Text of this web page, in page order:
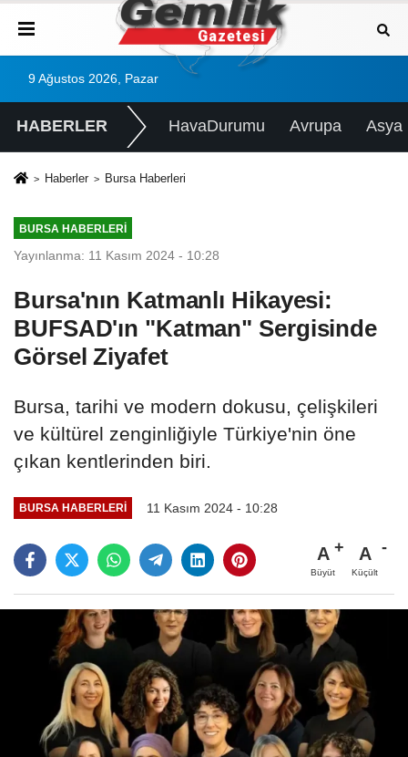
9 Ağustos 2026, Pazar
HABERLER HavaDurumu Avrupa Asya
Haberler Bursa Haberleri
BURSA HABERLERI
Yayınlanma: 11 Kasım 2024 - 10:28
Bursa'nın Katmanlı Hikayesi:
BUFSAD'ın "Katman" Sergisinde
Görsel Ziyafet
Bursa, tarihi ve modern dokusu, çelişkileri
ve kültürel zenginliğiyle Türkiye'nin öne
çıkan kentlerinden biri.
BURSA HABERLERI 11 Kasım 2024 - 10:28
A
Büyüt
A
Küçült